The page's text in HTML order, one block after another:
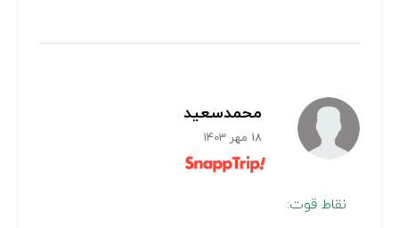
محمدسعید
18 مهر 1403
نقاط قوت: